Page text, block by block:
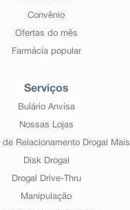
Convênio
Ofertas do mês
Farmácia popular
Serviços
Bulário Anvisa
Nossas Lojas
de Relacionamento Drogal Mais
Disk Drogal
Drogal Drive-Thru
Manipulação